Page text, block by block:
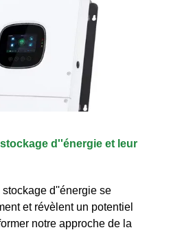
d''énergie et leur
d''énergie se
et révèlent un potentiel
notre approche de la